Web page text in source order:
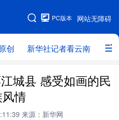
网站无障碍
PC版本
创 新华社记者看云南 政务
站地图
要闻 本网原创
政务
城县 感受如画的民
情
来源：新华网